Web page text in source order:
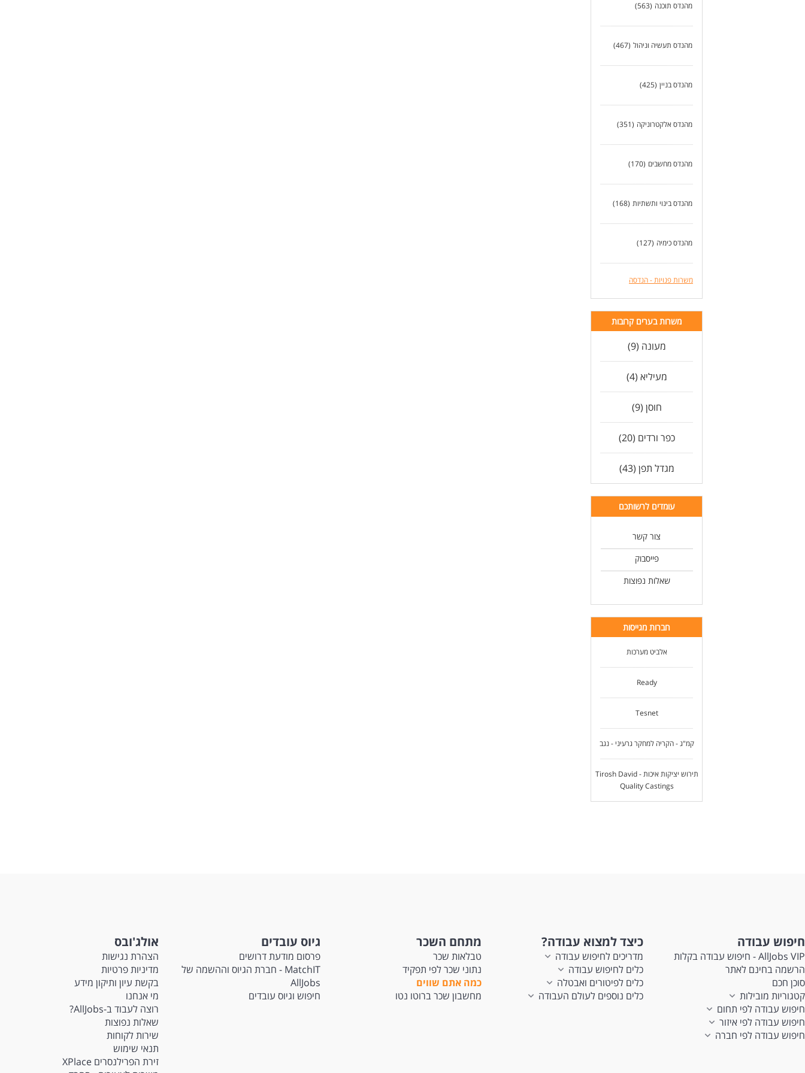
מהנדס תוכנה (563)
מהנדס תעשיה וניהול (467)
מהנדס בניין (425)
מהנדס אלקטרוניקה (351)
מהנדס מחשבים (170)
מהנדס בינוי ותשתיות (168)
מהנדס כימיה (127)
משרות פנויות - הנדסה
משרות בערים קרובות
מעונה (9)
מעיליא (4)
חוסן (9)
כפר ורדים (20)
מגדל תפן (43)
עומדים לרשותכם
צור קשר
פייסבוק
שאלות נפוצות
חברות מגייסות
אלביט מערכות
Ready
Tesnet
קמ"ג - הקריה למחקר גרעיני - נגב
תירוש יציקות איכות - Tirosh David
Quality Castings
חיפוש עבודה
AllJobs VIP - חיפוש עבודה בקלות
הרשמה בחינם לאתר
סוכן חכם
קטגוריות מובילות
חיפוש עבודה לפי תחום
חיפוש עבודה לפי איזור
חיפוש עבודה לפי חברה
כיצד למצוא עבודה?
מדריכים לחיפוש עבודה
כלים לחיפוש עבודה
כלים לפיטורים ואבטלה
כלים נוספים לעולם העבודה
מתחם השכר
טבלאות שכר
נתוני שכר לפי תפקיד
כמה אתם שווים
מחשבון שכר ברוטו נטו
גיוס עובדים
פרסום מודעת דרושים
MatchIT - חברת הגיוס וההשמה של
AllJobs
חיפוש וגיוס עובדים
אולג'ובס
הצהרת נגישות
מדיניות פרטיות
בקשת עיון ותיקון מידע
מי אנחנו
רוצה לעבוד ב-AllJobs?
שאלות נפוצות
שירות לקוחות
תנאי שימוש
זירת הפרילנסרים XPlace